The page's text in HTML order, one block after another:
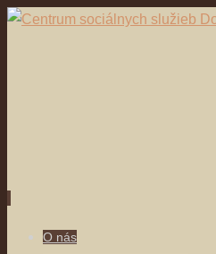
Skip
O nás